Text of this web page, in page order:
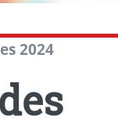
2024